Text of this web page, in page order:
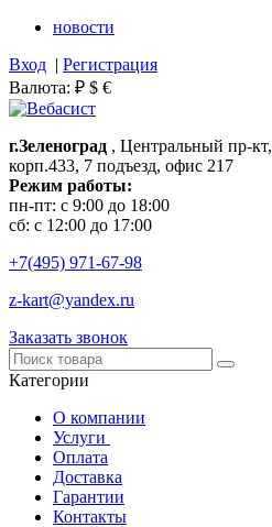
новости
Вход | Регистрация
Валюта: ₽ $ €
г.Зеленоград , Центральный пр-кт,
корп.433, 7 подъезд, офис 217
Режим работы:
пн-пт: с 9:00 до 18:00
сб: с 12:00 до 17:00
+7(495) 971-67-98
z-kart@yandex.ru
Заказать звонок
Категории
О компании
Услуги
Оплата
Доставка
Гарантии
Контакты